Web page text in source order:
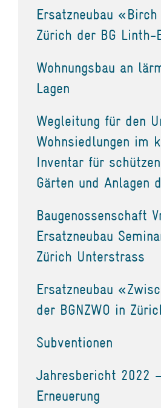
Ersatzneubau
Zürich der BG Linth-
Wohnungsbau an
Lagen
Wegleitung für den
Wohnsiedlungen im
Inventar für
Gärten und Anlagen
Baugenossenschaft
Ersatzneubau
Zürich Unterstrass
Ersatzneubau
der BGNZWO in
Subventionen
Jahresbericht 2022
Erneuerung